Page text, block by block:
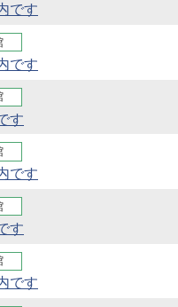
です
です
す
です
す
です